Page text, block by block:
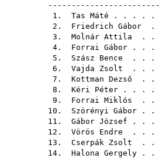
1. Tas Máté . . . .
2. Friedrich Gábor .
3. Molnár Attila . .
4. Forrai Gábor . .
5. Szász Bence . . .
6. Vajda Zsolt . . .
7. Kottman Dezső . .
8. Kéri Péter . . .
9. Forrai Miklós . .
10. Szörényi Gábor . .
11. Gábor József . .
12. Vörös Endre . . .
13. Cserpák Zsolt . .
14. Halona Gergely . .